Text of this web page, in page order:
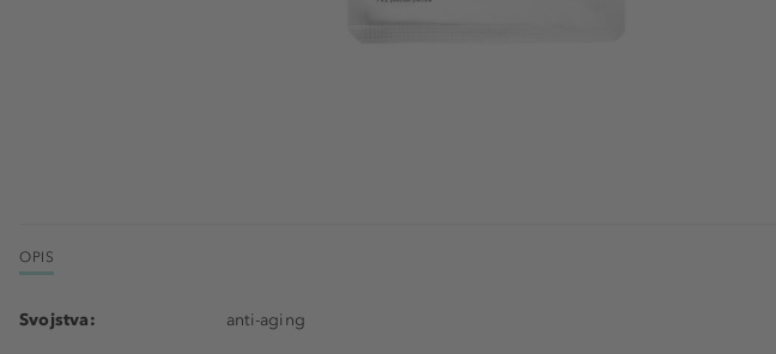
OPIS
Svojstva: anti-aging